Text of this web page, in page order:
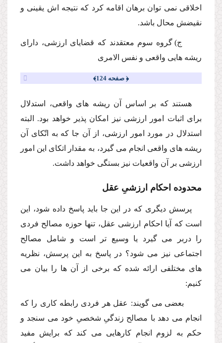
اخلاقى نمى توان برهان اقامه كرد كه نتیجه اش یقینى و
نقیضش محال باشد.
ج) گروه سوم معتقدند كه قضایاى ارزشى، داراى
ریشه هایى واقعى و نفس الامرى
﴿ صفحه 124﴾
هستند كه بر اساس آن ریشه هاى واقعى، استدلال
براى اثبات امور ارزشى نیز امكان پذیر خواهد بود. البته
استدلال در مورد امور ارزشى، از آن جا كه به اتّكاى آن
ریشه هاى واقعى انجام مى گیرد، به مقدار اتكاى این امور
ارزشى بر آن واقعیات نیز بستگى خواهد داشت.
محدوده احكام ارزشىِ عقل
پرسش دیگرى كه در این جا باید پاسخ داده شود، این
است كه آیا احكام ارزشى عقل، تنها حوزه مصالح فردى
را دربر مى گیرد یا وسیع تر است و شامل مصالح
اجتماعى نیز مى شود؟ در پاسخ به این پرسش، نظریه
هاى مختلفى ارائه شده كه برخى از آن ها را بیان مى
كنیم:
بعضى مى گویند: عقل هر فردى رابطه كارى را كه
انجام مى دهد با مصالح زندگىِ شخصىِ خود مى سنجد و
حكم به لزوم انجام كارهایى مى كند كه برایش مفید